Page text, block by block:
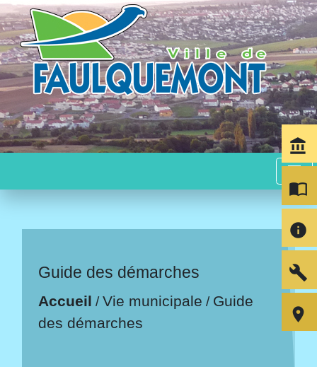
menu
Guide des démarches
Accueil /Vie municipale / Guide
des démarches
account_balance
import_contacts
info
build
room